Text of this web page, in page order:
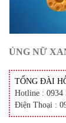
ỦNG NỮ
TỔNG ĐÀI
Hotline : 0934
Điện Thoại :